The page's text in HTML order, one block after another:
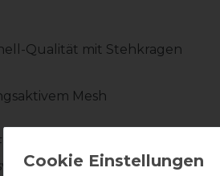
Qualität mit Stehkragen
Mesh
Reissverschluss mit